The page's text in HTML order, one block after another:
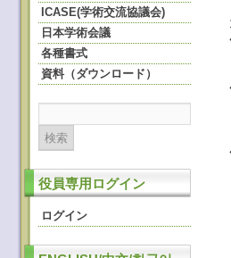
ICASE(学術交流協議会)
日本学術会議
各種書式
資料（ダウンロード）
役員専用ログイン
ログイン